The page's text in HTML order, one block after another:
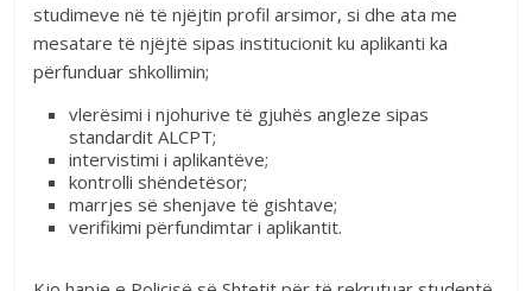
studimeve në të njëjtin profil arsimor, si dhe ata me
mesatare të njëjtë sipas institucionit ku aplikanti ka
përfunduar shkollimin;
vlerësimi i njohurive të gjuhës angleze sipas
standardit ALCPT;
intervistimi i aplikantëve;
kontrolli shëndetësor;
marrjes së shenjave të gishtave;
verifikimi përfundimtar i aplikantit.